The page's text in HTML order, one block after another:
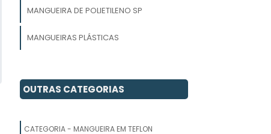
MANGUEIRA DE POLIETILENO SP
MANGUEIRAS PLÁSTICAS
MANGUEIRA PRETA 1 POLEGADA PARA
OUTRAS CATEGORIAS
CATEGORIA - MANGUEIRA EM TEFLON